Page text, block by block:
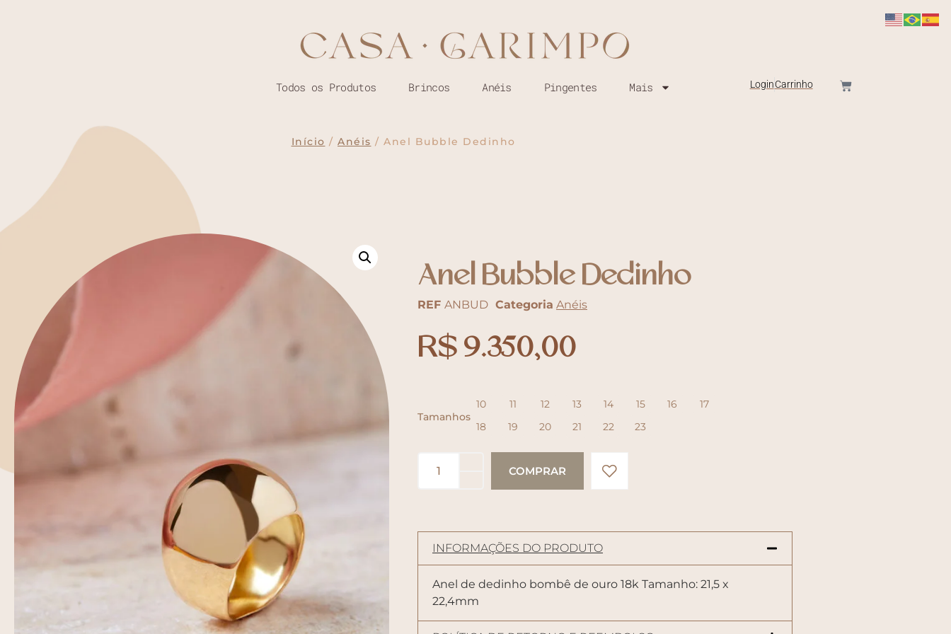
Todos os Produtos Brincos Anéis Pingentes Mais LoginCarrinho
Início / Anéis / Anel Bubble Dedinho
Anel Bubble Dedinho
REF ANBUD Categoria Anéis
R$ 9.350,00
Tamanhos
10 11 12 13 14 15 16
17
18
19 20 21 22 23
INFORMAÇÕES DO PRODUTO
Anel de dedinho bombê de ouro 18k Tamanho: 21,5 x
22,4mm